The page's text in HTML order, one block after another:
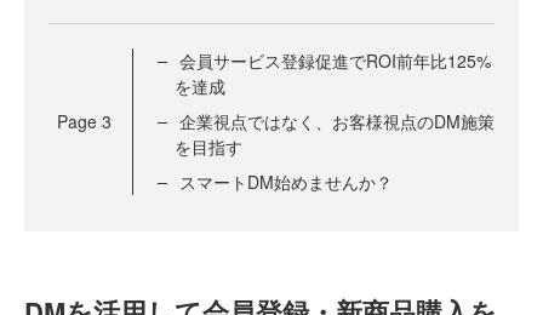
Page 3
会員サービス登録促進でROI前年比125%
を達成
企業視点ではなく、お客様視点のDM施策
を目指す
スマートDM始めませんか？